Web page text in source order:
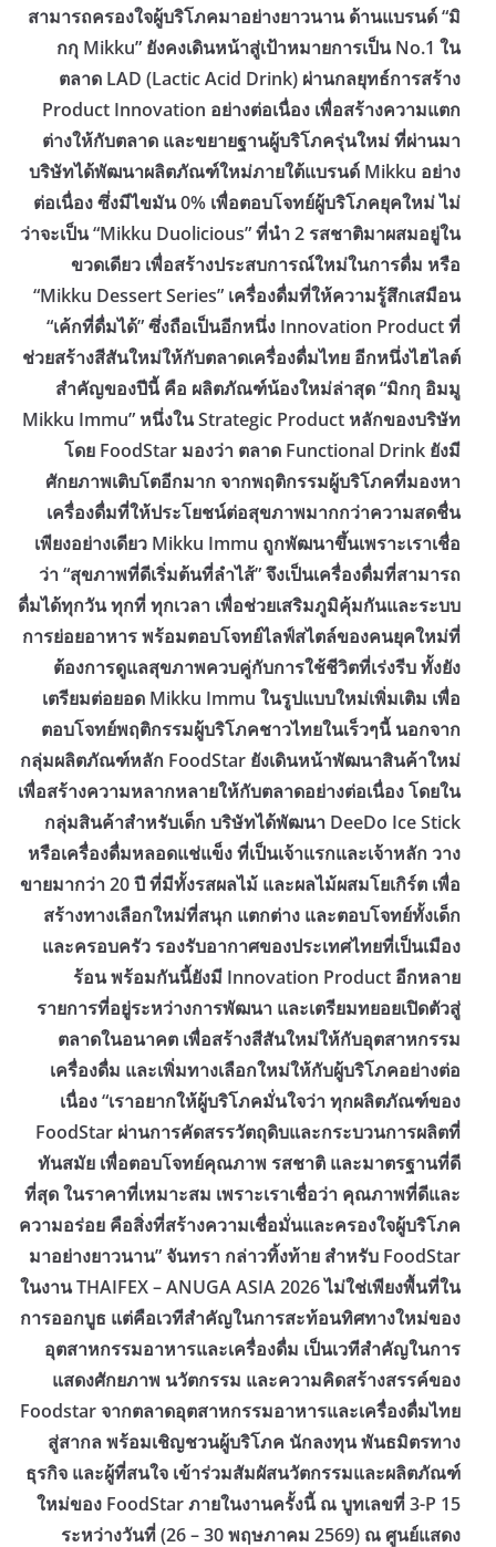
สามารถครองใจผู้บริโภคมาอย่างยาวนาน ​ด้านแบรนด์ “มิ
กกุ Mikku” ยังคงเดินหน้าสู่เป้าหมายการเป็น No.1 ใน
ตลาด LAD (Lactic Acid Drink) ผ่านกลยุทธ์การสร้าง
Product Innovation อย่างต่อเนื่อง เพื่อสร้างความแตก
ต่างให้กับตลาด และขยายฐานผู้บริโภครุ่นใหม่ ที่ผ่านมา
บริษัทได้พัฒนาผลิตภัณฑ์ใหม่ภายใต้แบรนด์ Mikku อย่าง
ต่อเนื่อง ซึ่งมีไขมัน 0% เพื่อตอบโจทย์ผู้บริโภคยุคใหม่ ไม่
ว่าจะเป็น “Mikku Duolicious” ที่นำ 2 รสชาติมาผสมอยู่ใน
ขวดเดียว เพื่อสร้างประสบการณ์ใหม่ในการดื่ม หรือ
“Mikku Dessert Series” เครื่องดื่มที่ให้ความรู้สึกเสมือน
“เค้กที่ดื่มได้” ซึ่งถือเป็นอีกหนึ่ง Innovation Product ที่
ช่วยสร้างสีสันใหม่ให้กับตลาดเครื่องดื่มไทย ​อีกหนึ่งไฮไลต์
สำคัญของปีนี้ คือ ผลิตภัณฑ์น้องใหม่ล่าสุด “มิกกุ อิมมู
Mikku Immu” หนึ่งใน Strategic Product หลักของบริษัท
โดย FoodStar มองว่า ตลาด Functional Drink ยังมี
ศักยภาพเติบโตอีกมาก จากพฤติกรรมผู้บริโภคที่มองหา
เครื่องดื่มที่ให้ประโยชน์ต่อสุขภาพมากกว่าความสดชื่น
เพียงอย่างเดียว Mikku Immu ถูกพัฒนาขึ้นเพราะเราเชื่อ
ว่า “สุขภาพที่ดีเริ่มต้นที่ลำไส้” จึงเป็นเครื่องดื่มที่สามารถ
ดื่มได้ทุกวัน ทุกที่ ทุกเวลา เพื่อช่วยเสริมภูมิคุ้มกันและระบบ
การย่อยอาหาร พร้อมตอบโจทย์ไลฟ์สไตล์ของคนยุคใหม่ที่
ต้องการดูแลสุขภาพควบคู่กับการใช้ชีวิตที่เร่งรีบ ทั้งยัง
เตรียมต่อยอด Mikku Immu ในรูปแบบใหม่เพิ่มเติม เพื่อ
ตอบโจทย์พฤติกรรมผู้บริโภคชาวไทยในเร็วๆนี้ ​นอกจาก
กลุ่มผลิตภัณฑ์หลัก FoodStar ยังเดินหน้าพัฒนาสินค้าใหม่
เพื่อสร้างความหลากหลายให้กับตลาดอย่างต่อเนื่อง โดยใน
กลุ่มสินค้าสำหรับเด็ก บริษัทได้พัฒนา DeeDo Ice Stick
หรือเครื่องดื่มหลอดแช่แข็ง ที่เป็นเจ้าแรกและเจ้าหลัก วาง
ขายมากว่า 20 ปี ที่มีทั้งรสผลไม้ และผลไม้ผสมโยเกิร์ต เพื่อ
สร้างทางเลือกใหม่ที่สนุก แตกต่าง และตอบโจทย์ทั้งเด็ก
และครอบครัว รองรับอากาศของประเทศไทยที่เป็นเมือง
ร้อน พร้อมกันนี้ยังมี Innovation Product อีกหลาย
รายการที่อยู่ระหว่างการพัฒนา และเตรียมทยอยเปิดตัวสู่
ตลาดในอนาคต เพื่อสร้างสีสันใหม่ให้กับอุตสาหกรรม
เครื่องดื่ม และเพิ่มทางเลือกใหม่ให้กับผู้บริโภคอย่างต่อ
เนื่อง ​“เราอยากให้ผู้บริโภคมั่นใจว่า ทุกผลิตภัณฑ์ของ
FoodStar ผ่านการคัดสรรวัตถุดิบและกระบวนการผลิตที่
ทันสมัย เพื่อตอบโจทย์คุณภาพ รสชาติ และมาตรฐานที่ดี
ที่สุด ในราคาที่เหมาะสม เพราะเราเชื่อว่า คุณภาพที่ดีและ
ความอร่อย คือสิ่งที่สร้างความเชื่อมั่นและครองใจผู้บริโภค
มาอย่างยาวนาน” จันทรา กล่าวทิ้งท้าย ​สำหรับ FoodStar
ในงาน THAIFEX – ANUGA ASIA 2026 ไม่ใช่เพียงพื้นที่ใน
การออกบูธ แต่คือเวทีสำคัญในการสะท้อนทิศทางใหม่ของ
อุตสาหกรรมอาหารและเครื่องดื่ม เป็นเวทีสำคัญในการ
แสดงศักยภาพ นวัตกรรม และความคิดสร้างสรรค์ของ
Foodstar จากตลาดอุตสาหกรรมอาหารและเครื่องดื่มไทย
สู่สากล พร้อมเชิญชวนผู้บริโภค นักลงทุน พันธมิตรทาง
ธุรกิจ และผู้ที่สนใจ เข้าร่วมสัมผัสนวัตกรรมและผลิตภัณฑ์
ใหม่ของ FoodStar ภายในงานครั้งนี้ ณ บูทเลขที่ 3-P 15
ระหว่างวันที่ (26 – 30 พฤษภาคม 2569) ณ ศูนย์แสดง